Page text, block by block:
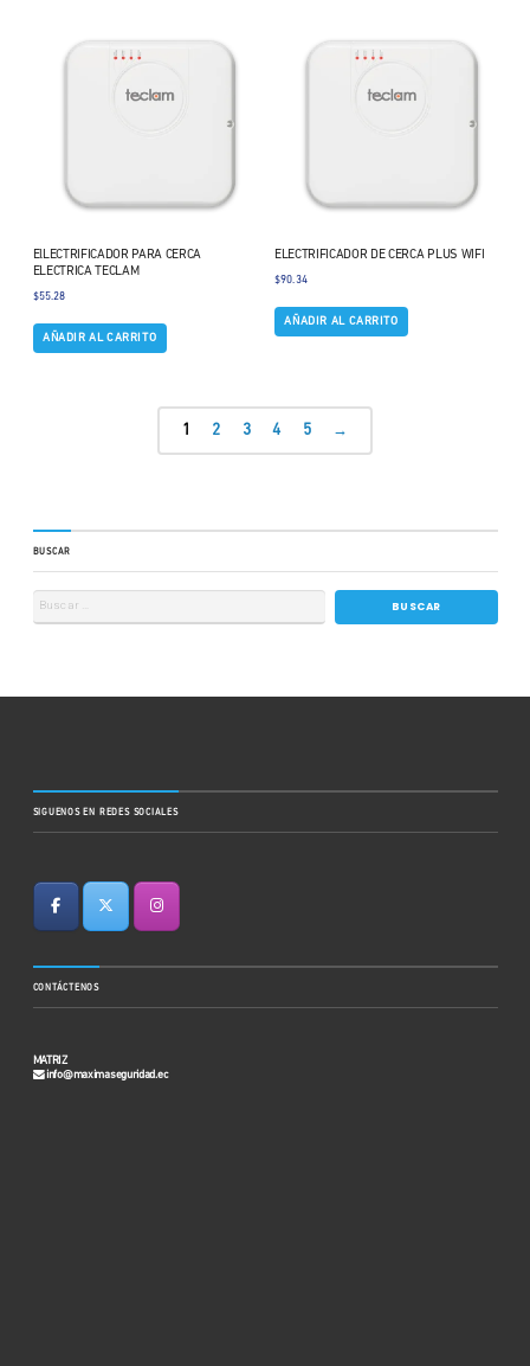
ElLECTRIFICADOR PARA CERCA
ELECTRICA TECLAM
$55.28
AÑADIR AL CARRITO
ELECTRIFICADOR DE CERCA PLUS WIFI
$90.34
AÑADIR AL CARRITO
1 2 3 4 5 →
BUSCAR
SIGUENOS EN REDES SOCIALES
CONTÁCTENOS
MATRIZ
info@maximaseguridad.ec